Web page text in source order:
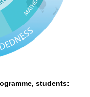
students: